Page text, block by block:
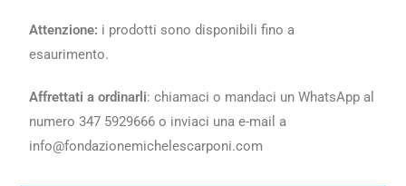
Attenzione: i prodotti sono disponibili fino a
esaurimento.
Affrettati a ordinarli: chiamaci o mandaci un WhatsApp al
numero 347 5929666 o inviaci una e-mail a
info@fondazionemichelescarponi.com